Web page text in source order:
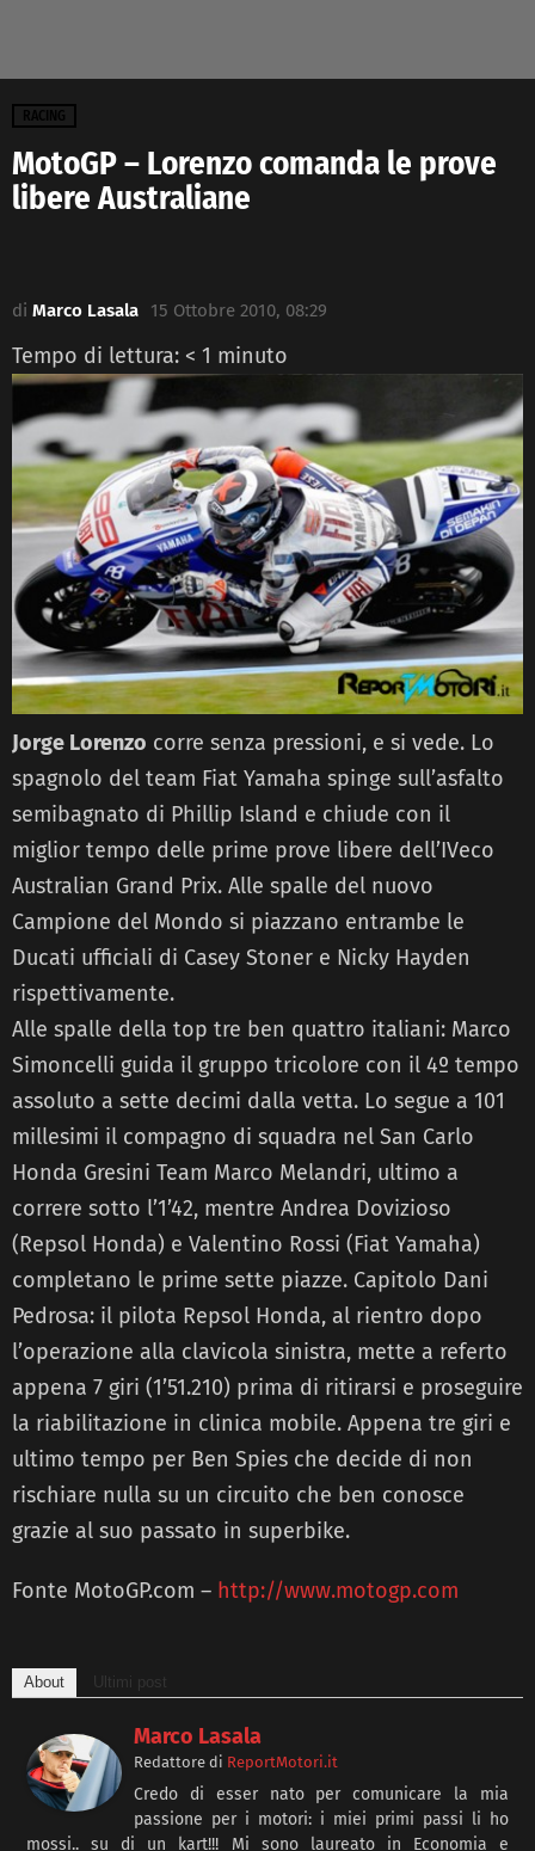
RACING
MotoGP – Lorenzo comanda le prove
libere Australiane
di Marco Lasala 15 Ottobre 2010, 08:29
Tempo di lettura: < 1 minuto
Jorge Lorenzo corre senza pressioni, e si vede. Lo
spagnolo del team Fiat Yamaha spinge sull’asfalto
semibagnato di Phillip Island e chiude con il
miglior tempo delle prime prove libere dell’IVeco
Australian Grand Prix. Alle spalle del nuovo
Campione del Mondo si piazzano entrambe le
Ducati ufficiali di Casey Stoner e Nicky Hayden
rispettivamente.
Alle spalle della top tre ben quattro italiani: Marco
Simoncelli guida il gruppo tricolore con il 4º tempo
assoluto a sette decimi dalla vetta. Lo segue a 101
millesimi il compagno di squadra nel San Carlo
Honda Gresini Team Marco Melandri, ultimo a
correre sotto l’1’42, mentre Andrea Dovizioso
(Repsol Honda) e Valentino Rossi (Fiat Yamaha)
completano le prime sette piazze. Capitolo Dani
Pedrosa: il pilota Repsol Honda, al rientro dopo
l’operazione alla clavicola sinistra, mette a referto
appena 7 giri (1’51.210) prima di ritirarsi e proseguire
la riabilitazione in clinica mobile. Appena tre giri e
ultimo tempo per Ben Spies che decide di non
rischiare nulla su un circuito che ben conosce
grazie al suo passato in superbike.
Fonte MotoGP.com – http://www.motogp.com
About Ultimi post
Marco Lasala
Redattore di ReportMotori.it
Credo di esser nato per comunicare la mia
passione per i motori: i miei primi passi li ho
mossi.. su di un kart!!! Mi sono laureato in Economia e